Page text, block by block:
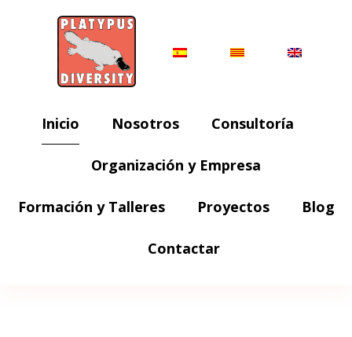
Inicio Nosotros Consultoría
Organización y Empresa
Formación y Talleres Proyectos Blog
Contactar